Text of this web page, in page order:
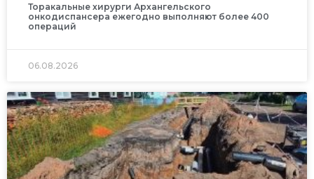
Торакальные хирурги Архангельского
онкодиспансера ежегодно выполняют более 400
операций
06.08.2026